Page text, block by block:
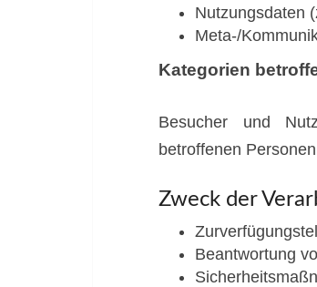
Nutzungsdaten
Meta-/
Kategorien
Besucher und
betroffenen
Zweck der
Beantwortung